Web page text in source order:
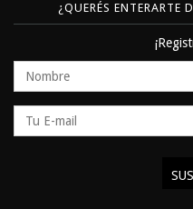
¿QUERÉS ENTERARTE